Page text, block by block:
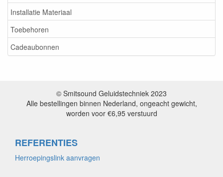
Installatie Materiaal
Toebehoren
Cadeaubonnen
© Smitsound Geluidstechniek 2023
Alle bestellingen binnen Nederland, ongeacht gewicht,
worden voor €6,95 verstuurd
REFERENTIES
Herroepingslink aanvragen